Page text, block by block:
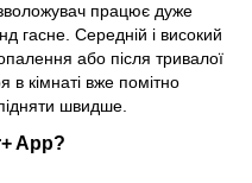
працює дуже
гасне. Середній і високий
або після тривалої
в кімнаті вже помітно
швидше.
App?